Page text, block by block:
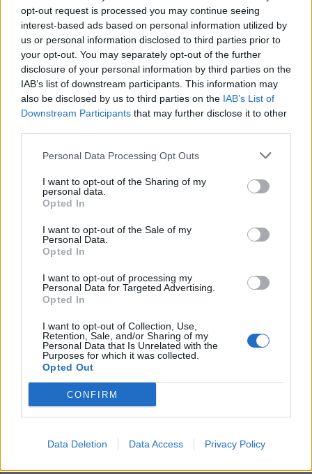
opt-out request is processed you may continue seeing
interest-based ads based on personal information utilized by
us or personal information disclosed to third parties prior to
your opt-out. You may separately opt-out of the further
disclosure of your personal information by third parties on the
IAB’s list of downstream participants. This information may
also be disclosed by us to third parties on the IAB’s List of
Downstream Participants that may further disclose it to other
Personal Data Processing Opt Outs
I want to opt-out of the Sharing of my
personal data.
Opted In
I want to opt-out of the Sale of my
Personal Data.
Opted In
I want to opt-out of processing my
Personal Data for Targeted Advertising.
Opted In
I want to opt-out of Collection, Use,
Retention, Sale, and/or Sharing of my
Personal Data that Is Unrelated with the
Purposes for which it was collected.
Opted Out
CONFIRM
Data Deletion Data Access Privacy Policy
més de deu anys les persones que van ser desnonades encara no tenen un
lloc on viure i tenen les maletes sense desfer perquè no saben el temps que
poden estar en els habitatges que l’Ajuntament els hi dona. Un altre punt que
cal tocar és el comerç local. Tenim un equip que diu que dona suport al
comerç local i la setmana que ve dona suport al Mercadona o Ametller.
Dissabte a la tarda està tot tancat i moltes vegades també al matí. Et veus
obligat a anar a Sabadell. O les entitats, si no són de la corda de l’equip de
govern, de vegades han tingut dificultats per tirar endavant.
Ens agradaria poder sumar prou perquè l’equip de govern perdés la majoria
tants anys governant que són cacics. El poble és seu i fan el que volen.
*Podeu veure i escoltar l'entrevista íntegra al minut 29:49 del vídeo que
Afegeix
Estigues informat amb les últimes notícies d'actualitat.
ACTIVAR ARA
Comparteix
M'agrada
Registrar-meSi encara no ets usuari de Lactual.cat, registra't ara.